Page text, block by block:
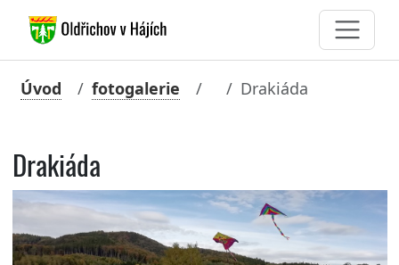
Úvod fotogalerie Drakiáda
Drakiáda